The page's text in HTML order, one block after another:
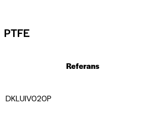
PTFE
Referans
DKLUIV020P